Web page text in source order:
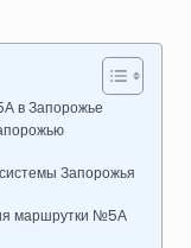
в Запорожье
Запорожья
маршрутки №5А